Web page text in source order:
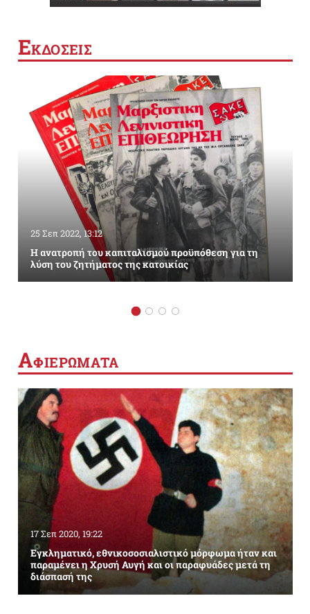
ΕΚΔΟΣΕΙΣ
25 Σεπ 2022, 13:12
Η ανατροπή του καπιταλισμού προϋπόθεση για τη
λύση του ζητήματος της κατοικίας
ΑΦΙΕΡΩΜΑΤΑ
17 Σεπ 2020, 19:22
Εγκληματικό, εθνικοσοσιαλιστικό μόρφωμα ήταν και
παραμένει η Χρυσή Αυγή και οι παραφυάδες μετά τη
διάσπασή της